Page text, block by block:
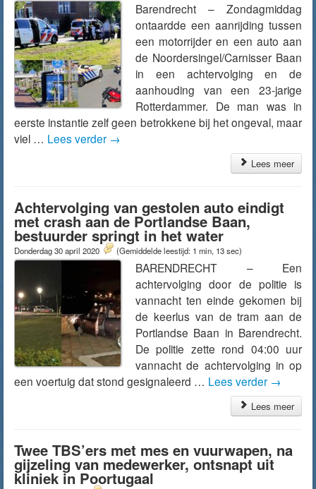
Barendrecht – Zondagmiddag
ontaardde een aanrijding tussen
een motorrijder en een auto aan
de Noordersingel/Carnisser Baan
in een achtervolging en de
aanhouding van een 23-jarige
Rotterdammer. De man was in
eerste instantie zelf geen betrokkene bij het ongeval, maar
viel … Lees verder →
Lees meer
Achtervolging van gestolen auto eindigt
met crash aan de Portlandse Baan,
bestuurder springt in het water
Donderdag 30 april 2020 (Gemiddelde leestijd: 1 min, 13 sec)
BARENDRECHT – Een
achtervolging door de politie is
vannacht ten einde gekomen bij
de keerlus van de tram aan de
Portlandse Baan in Barendrecht.
De politie zette rond 04:00 uur
vannacht de achtervolging in op
een voertuig dat stond gesignaleerd … Lees verder →
Lees meer
Twee TBS’ers met mes en vuurwapen, na
gijzeling van medewerker, ontsnapt uit
kliniek in Poortugaal